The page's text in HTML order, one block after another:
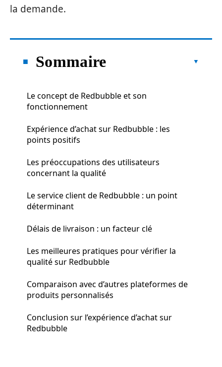
la demande.
Sommaire
Le concept de Redbubble et son
fonctionnement
Expérience d’achat sur Redbubble : les
points positifs
Les préoccupations des utilisateurs
concernant la qualité
Le service client de Redbubble : un point
déterminant
Délais de livraison : un facteur clé
Les meilleures pratiques pour vérifier la
qualité sur Redbubble
Comparaison avec d’autres plateformes de
produits personnalisés
Conclusion sur l’expérience d’achat sur
Redbubble